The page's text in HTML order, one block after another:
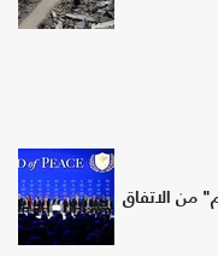
من الاتفاق